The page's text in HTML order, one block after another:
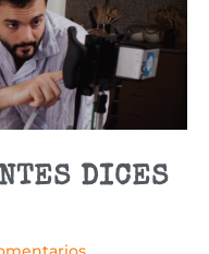
DICES